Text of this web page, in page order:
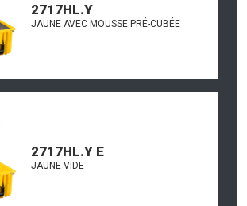
2717HL.Y
JAUNE AVEC MOUSSE PRÉ-CUBÉE
2717HL.Y E
JAUNE VIDE